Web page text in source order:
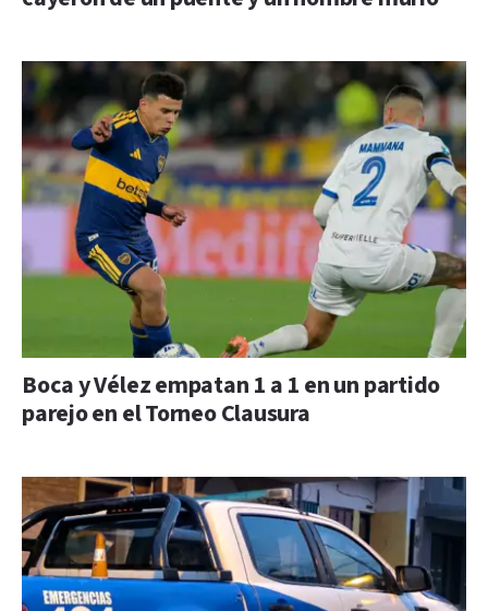
Boca y Vélez empatan 1 a 1 en un partido
parejo en el Torneo Clausura